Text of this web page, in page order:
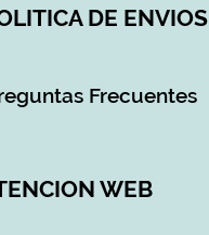
DE ENVIOS
Frecuentes
WEB